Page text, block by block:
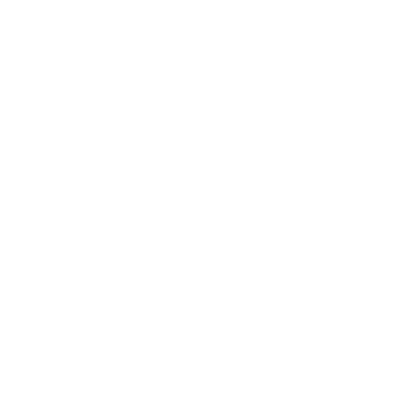
Provision (3,6% inkl. MwSt.) angeboten!
und dem zu vermittelnden Dritten ein familiäres oder